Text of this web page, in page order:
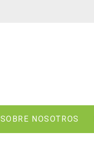
SOBRE NOSOTROS